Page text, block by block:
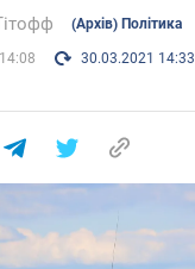
(Архів) Політика
30.03.2021 14:33